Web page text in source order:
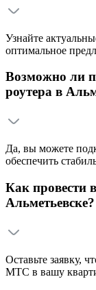
Узнайте
оптимальное
Возможно ли
роутера в
Да, вы можете
обеспечить
Как провести
Альметьевске?
Оставьте заявку,
МТС в вашу